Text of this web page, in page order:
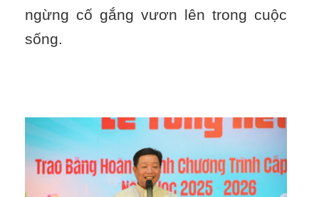
ngừng cố gắng vươn lên trong cuộc
sống.